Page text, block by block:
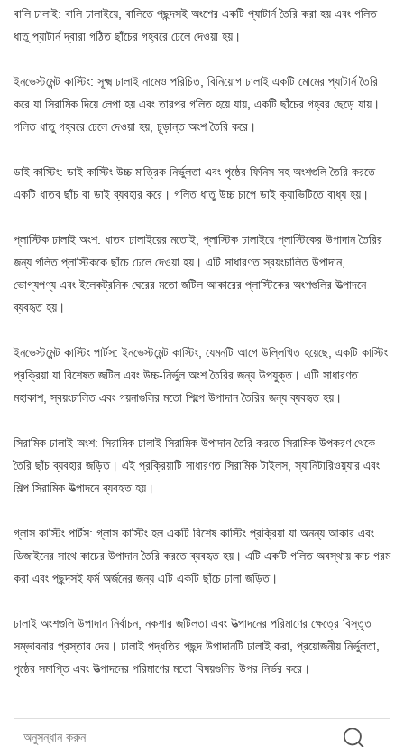
বালি ঢালাই: বালি ঢালাইয়ে, বালিতে পছন্দসই অংশের একটি প্যাটার্ন তৈরি করা হয় এবং গলিত
ধাতু প্যাটার্ন দ্বারা গঠিত ছাঁচের গহ্বরে ঢেলে দেওয়া হয়।
ইনভেস্টমেন্ট কাস্টিং: সূক্ষ্ম ঢালাই নামেও পরিচিত, বিনিয়োগ ঢালাই একটি মোমের প্যাটার্ন তৈরি
করে যা সিরামিক দিয়ে লেপা হয় এবং তারপর গলিত হয়ে যায়, একটি ছাঁচের গহ্বর ছেড়ে যায়।
গলিত ধাতু গহ্বরে ঢেলে দেওয়া হয়, চূড়ান্ত অংশ তৈরি করে।
ডাই কাস্টিং: ডাই কাস্টিং উচ্চ মাত্রিক নির্ভুলতা এবং পৃষ্ঠের ফিনিস সহ অংশগুলি তৈরি করতে
একটি ধাতব ছাঁচ বা ডাই ব্যবহার করে। গলিত ধাতু উচ্চ চাপে ডাই ক্যাভিটিতে বাধ্য হয়।
প্লাস্টিক ঢালাই অংশ: ধাতব ঢালাইয়ের মতোই, প্লাস্টিক ঢালাইয়ে প্লাস্টিকের উপাদান তৈরির
জন্য গলিত প্লাস্টিককে ছাঁচে ঢেলে দেওয়া হয়। এটি সাধারণত স্বয়ংচালিত উপাদান,
ভোগ্যপণ্য এবং ইলেকট্রনিক ঘেরের মতো জটিল আকারের প্লাস্টিকের অংশগুলির উত্পাদনে
ব্যবহৃত হয়।
ইনভেস্টমেন্ট কাস্টিং পার্টস: ইনভেস্টমেন্ট কাস্টিং, যেমনটি আগে উল্লিখিত হয়েছে, একটি কাস্টিং
প্রক্রিয়া যা বিশেষত জটিল এবং উচ্চ-নির্ভুল অংশ তৈরির জন্য উপযুক্ত। এটি সাধারণত
মহাকাশ, স্বয়ংচালিত এবং গয়নাগুলির মতো শিল্পে উপাদান তৈরির জন্য ব্যবহৃত হয়।
সিরামিক ঢালাই অংশ: সিরামিক ঢালাই সিরামিক উপাদান তৈরি করতে সিরামিক উপকরণ থেকে
তৈরি ছাঁচ ব্যবহার জড়িত। এই প্রক্রিয়াটি সাধারণত সিরামিক টাইলস, স্যানিটারিওয়্যার এবং
শিল্প সিরামিক উত্পাদনে ব্যবহৃত হয়।
গ্লাস কাস্টিং পার্টস: গ্লাস কাস্টিং হল একটি বিশেষ কাস্টিং প্রক্রিয়া যা অনন্য আকার এবং
ডিজাইনের সাথে কাচের উপাদান তৈরি করতে ব্যবহৃত হয়। এটি একটি গলিত অবস্থায় কাচ গরম
করা এবং পছন্দসই ফর্ম অর্জনের জন্য এটি একটি ছাঁচে ঢালা জড়িত।
ঢালাই অংশগুলি উপাদান নির্বাচন, নকশার জটিলতা এবং উত্পাদনের পরিমাণের ক্ষেত্রে বিস্তৃত
সম্ভাবনার প্রস্তাব দেয়। ঢালাই পদ্ধতির পছন্দ উপাদানটি ঢালাই করা, প্রয়োজনীয় নির্ভুলতা,
পৃষ্ঠের সমাপ্তি এবং উত্পাদনের পরিমাণের মতো বিষয়গুলির উপর নির্ভর করে।